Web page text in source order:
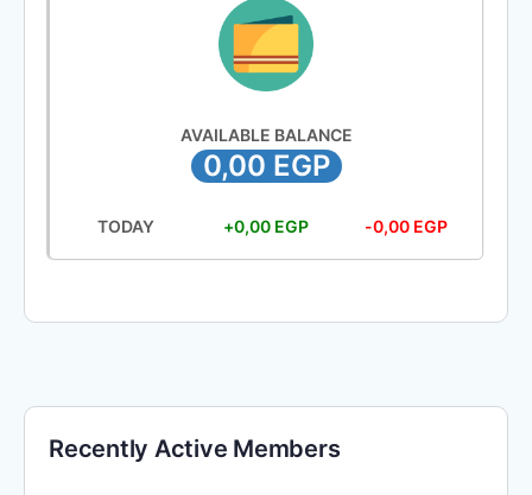
AVAILABLE BALANCE
0,00 EGP
TODAY +0,00 EGP -0,00 EGP
Recently Active Members